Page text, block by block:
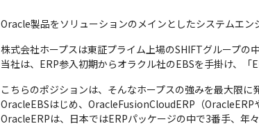
Oracle製品をソリューションのメインとしたシステムエン
株式会社ホープスは東証プライム上場のSHIFTグループの
当社は、ERP参入初期からオラクル社のEBSを手掛け、​「
こちらのポジションは、そんなホープスの強みを最大限に
OracleEBSはじめ、OracleFusionCloudERP（OracleERP
OracleERPは、日本ではERPパッケージの中で3番手、年